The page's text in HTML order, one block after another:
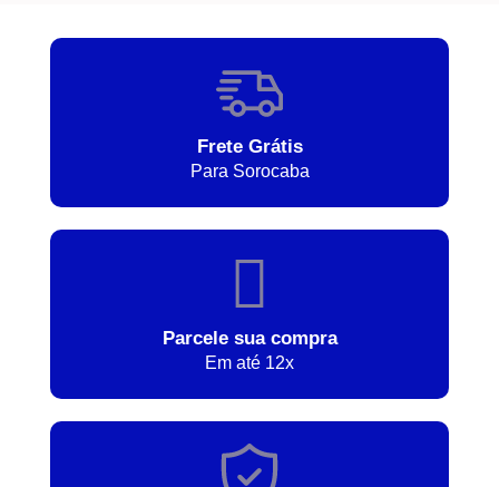
Frete Grátis
Para Sorocaba
Parcele sua compra
Em até 12x